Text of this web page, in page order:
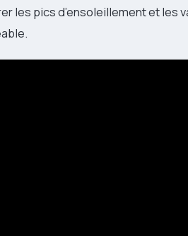
les pics d’ensoleillement et les